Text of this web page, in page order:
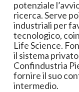
potenziale
ricerca. Serve
industriali per
tecnologico,
Life Science.
il sistema
Confindustria
fornire il suo
intermedio.